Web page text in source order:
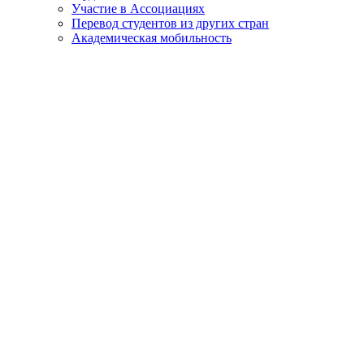
Участие в Ассоциациях
Перевод студентов из других стран
Академическая мобильность